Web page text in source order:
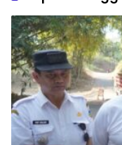
1
6
Persis Solo
1
7
Semen Padang FC
1
8